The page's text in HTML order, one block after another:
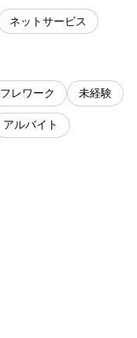
ネットサービス
フレワーク 未経験
アルバイト